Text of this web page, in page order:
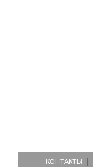
КОНТАКТЫ